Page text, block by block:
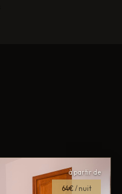
à partir de
64€/ nuit